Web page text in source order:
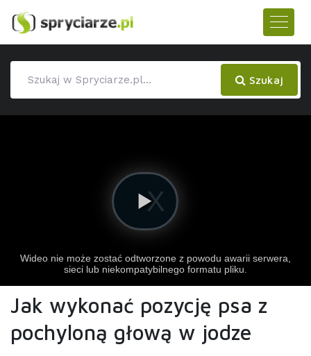
Szukaj
Jak wykonać pozycję psa z
pochyloną głową w jodze